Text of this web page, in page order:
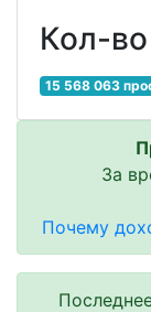
Кол-
15 568 063
За
Почему